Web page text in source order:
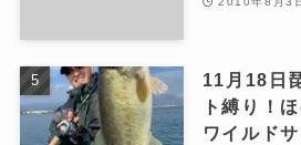
11月18日
ト縛り！
ワイルド